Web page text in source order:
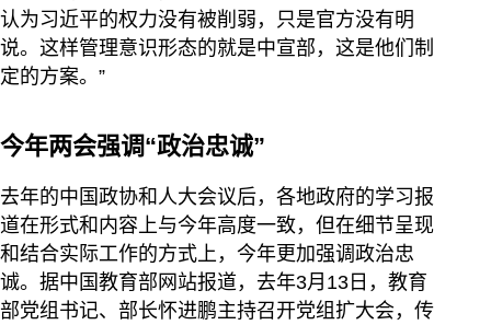
认为习近平的权力没有被削弱，只是官方没有明
说。这样管理意识形态的就是中宣部，这是他们制
定的方案。”
今年两会强调“政治忠诚”
去年的中国政协和人大会议后，各地政府的学习报
道在形式和内容上与今年高度一致，但在细节呈现
和结合实际工作的方式上，今年更加强调政治忠
诚。据中国教育部网站报道，去年3月13日，教育
部党组书记、部长怀进鹏主持召开党组扩大会，传